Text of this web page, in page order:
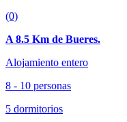
(0)
A 8.5 Km de Bueres.
Alojamiento entero
8 - 10 personas
5 dormitorios